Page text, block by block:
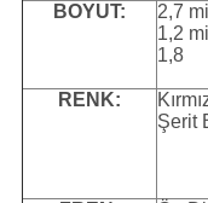
BOYUT:
2,7
1,2
1,8
RENK:
Şerit